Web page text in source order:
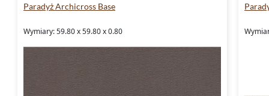
Paradyż Archicross Base
Wymiary: 59.80 x 59.80 x 0.80